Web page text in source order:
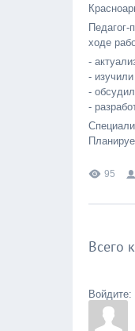
ходе
-
-
-
-
95
Всего
Войдите: